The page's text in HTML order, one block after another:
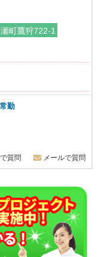
町鷹狩722-1
勤
質問 メールで質問